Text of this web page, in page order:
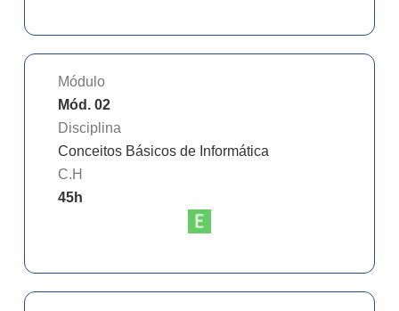
Módulo
Mód. 02
Disciplina
Conceitos Básicos de Informática
C.H
45h